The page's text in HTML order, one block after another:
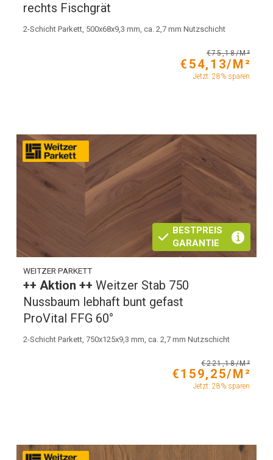
rechts Fischgrät
2-Schicht Parkett, 500x68x9,3 mm, ca. 2,7 mm Nutzschicht
€75,18/M²
€54,13/M²
Jetzt: 28% sparen
BESTPREIS
GARANTIE
WEITZER PARKETT
++ Aktion ++Weitzer Stab 750
Nussbaum lebhaft bunt gefast
ProVital FFG 60°
2-Schicht Parkett, 750x125x9,3 mm, ca. 2,7 mm Nutzschicht
€221,18/M²
€159,25/M²
Jetzt: 28% sparen